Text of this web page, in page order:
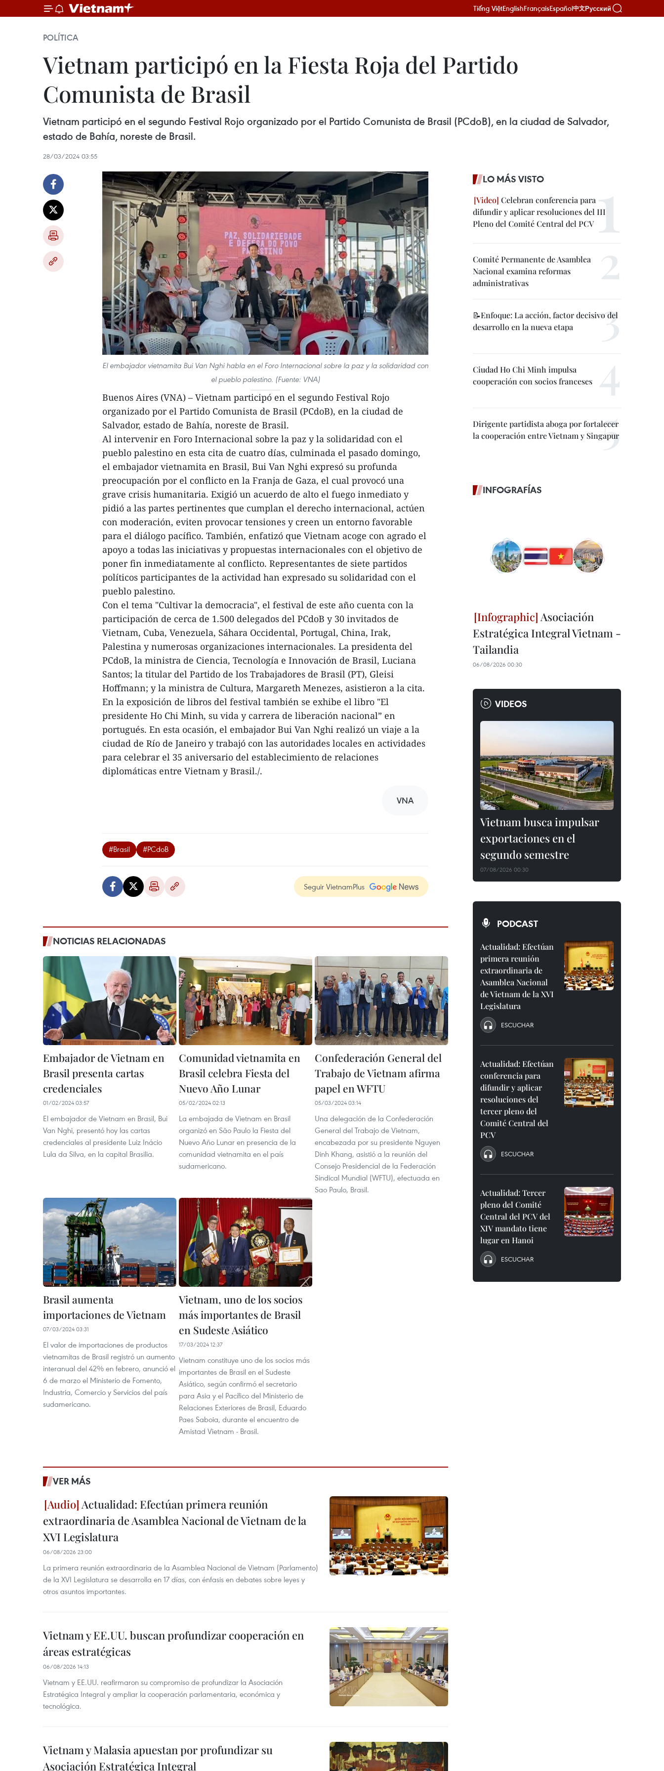
Tiếng ViệtEnglishFrançaisEspañol中文Русский
POLÍTICA
Vietnam participó en la Fiesta Roja del Partido
Comunista de Brasil
Vietnam participó en el segundo Festival Rojo organizado por el Partido Comunista de Brasil (PCdoB), en la ciudad de Salvador,
estado de Bahía, noreste de Brasil.
28/03/2024 03:55
El embajador vietnamita Bui Van Nghi habla en el Foro Internacional sobre la paz y la solidaridad con
el pueblo palestino. (Fuente: VNA)
Buenos Aires (VNA) – Vietnam participó en el segundo Festival Rojo
organizado por el Partido Comunista de Brasil (PCdoB), en la ciudad de
Salvador, estado de Bahía, noreste de Brasil.
Al intervenir en Foro Internacional sobre la paz y la solidaridad con el
pueblo palestino en esta cita de cuatro días, culminada el pasado domingo,
el embajador vietnamita en Brasil, Bui Van Nghi expresó su profunda
preocupación por el conflicto en la Franja de Gaza, el cual provocó una
grave crisis humanitaria. Exigió un acuerdo de alto el fuego inmediato y
pidió a las partes pertinentes que cumplan el derecho internacional, actúen
con moderación, eviten provocar tensiones y creen un entorno favorable
para el diálogo pacífico. También, enfatizó que Vietnam acoge con agrado el
apoyo a todas las iniciativas y propuestas internacionales con el objetivo de
poner fin inmediatamente al conflicto. Representantes de siete partidos
políticos participantes de la actividad han expresado su solidaridad con el
pueblo palestino.
Con el tema "Cultivar la democracia", el festival de este año cuenta con la
participación de cerca de 1.500 delegados del PCdoB y 30 invitados de
Vietnam, Cuba, Venezuela, Sáhara Occidental, Portugal, China, Irak,
Palestina y numerosas organizaciones internacionales. La presidenta del
PCdoB, la ministra de Ciencia, Tecnología e Innovación de Brasil, Luciana
Santos; la titular del Partido de los Trabajadores de Brasil (PT), Gleisi
Hoffmann; y la ministra de Cultura, Margareth Menezes, asistieron a la cita.
En la exposición de libros del festival también se exhibe el libro "El
presidente Ho Chi Minh, su vida y carrera de liberación nacional” en
portugués. En esta ocasión, el embajador Bui Van Nghi realizó un viaje a la
ciudad de Río de Janeiro y trabajó con las autoridades locales en actividades
para celebrar el 35 aniversario del establecimiento de relaciones
diplomáticas entre Vietnam y Brasil./.
VNA
#Brasil #PCdoB
Seguir VietnamPlus
NOTICIAS RELACIONADAS
Embajador de Vietnam en
Brasil presenta cartas
credenciales
01/02/2024 03:57
El embajador de Vietnam en Brasil, Bui
Van Nghi, presentó hoy las cartas
credenciales al presidente Luiz Inácio
Lula da Silva, en la capital Brasilia.
Comunidad vietnamita en
Brasil celebra Fiesta del
Nuevo Año Lunar
05/02/2024 02:13
La embajada de Vietnam en Brasil
organizó en São Paulo la Fiesta del
Nuevo Año Lunar en presencia de la
comunidad vietnamita en el país
sudamericano.
Confederación General del
Trabajo de Vietnam afirma
papel en WFTU
05/03/2024 03:14
Una delegación de la Confederación
General del Trabajo de Vietnam,
encabezada por su presidente Nguyen
Dinh Khang, asistió a la reunión del
Consejo Presidencial de la Federación
Sindical Mundial (WFTU), efectuada en
Sao Paulo, Brasil.
Brasil aumenta
importaciones de Vietnam
07/03/2024 03:31
El valor de importaciones de productos
vietnamitas de Brasil registró un aumento
interanual del 42% en febrero, anunció el
6 de marzo el Ministerio de Fomento,
Industria, Comercio y Servicios del país
sudamericano.
Vietnam, uno de los socios
más importantes de Brasil
en Sudeste Asiático
17/03/2024 12:37
Vietnam constituye uno de los socios más
importantes de Brasil en el Sudeste
Asiático, según confirmó el secretario
para Asia y el Pacífico del Ministerio de
Relaciones Exteriores de Brasil, Eduardo
Paes Saboia, durante el encuentro de
Amistad Vietnam - Brasil.
VER MÁS
Actualidad: Efectúan primera reunión
extraordinaria de Asamblea Nacional de Vietnam de la
XVI Legislatura
06/08/2026 23:00
La primera reunión extraordinaria de la Asamblea Nacional de Vietnam (Parlamento)
de la XVI Legislatura se desarrolla en 17 días, con énfasis en debates sobre leyes y
otros asuntos importantes.
Vietnam y EE.UU. buscan profundizar cooperación en
áreas estratégicas
06/08/2026 14:13
Vietnam y EE.UU. reafirmaron su compromiso de profundizar la Asociación
Estratégica Integral y ampliar la cooperación parlamentaria, económica y
tecnológica.
Vietnam y Malasia apuestan por profundizar su
Asociación Estratégica Integral
LO MÁS VISTO
Celebran conferencia para
difundir y aplicar resoluciones del III
Pleno del Comité Central del PCV
Comité Permanente de Asamblea
Nacional examina reformas
administrativas
📝Enfoque: La acción, factor decisivo del
desarrollo en la nueva etapa
Ciudad Ho Chi Minh impulsa
cooperación con socios franceses
Dirigente partidista aboga por fortalecer
la cooperación entre Vietnam y Singapur
INFOGRAFÍAS
Asociación
Estratégica Integral Vietnam -
Tailandia
06/08/2026 00:30
VIDEOS
Vietnam busca impulsar
exportaciones en el
segundo semestre
07/08/2026 00:30
PODCAST
Actualidad: Efectúan
primera reunión
extraordinaria de
Asamblea Nacional
de Vietnam de la XVI
Legislatura
ESCUCHAR
Actualidad: Efectúan
conferencia para
difundir y aplicar
resoluciones del
tercer pleno del
Comité Central del
PCV
ESCUCHAR
Actualidad: Tercer
pleno del Comité
Central del PCV del
XIV mandato tiene
lugar en Hanoi
ESCUCHAR